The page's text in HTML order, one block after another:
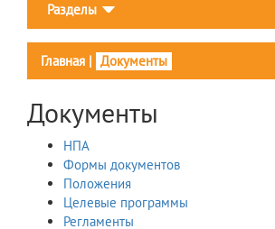
Разделы
Главная | Документы
Документы
НПА
Формы документов
Положения
Целевые программы
Регламенты